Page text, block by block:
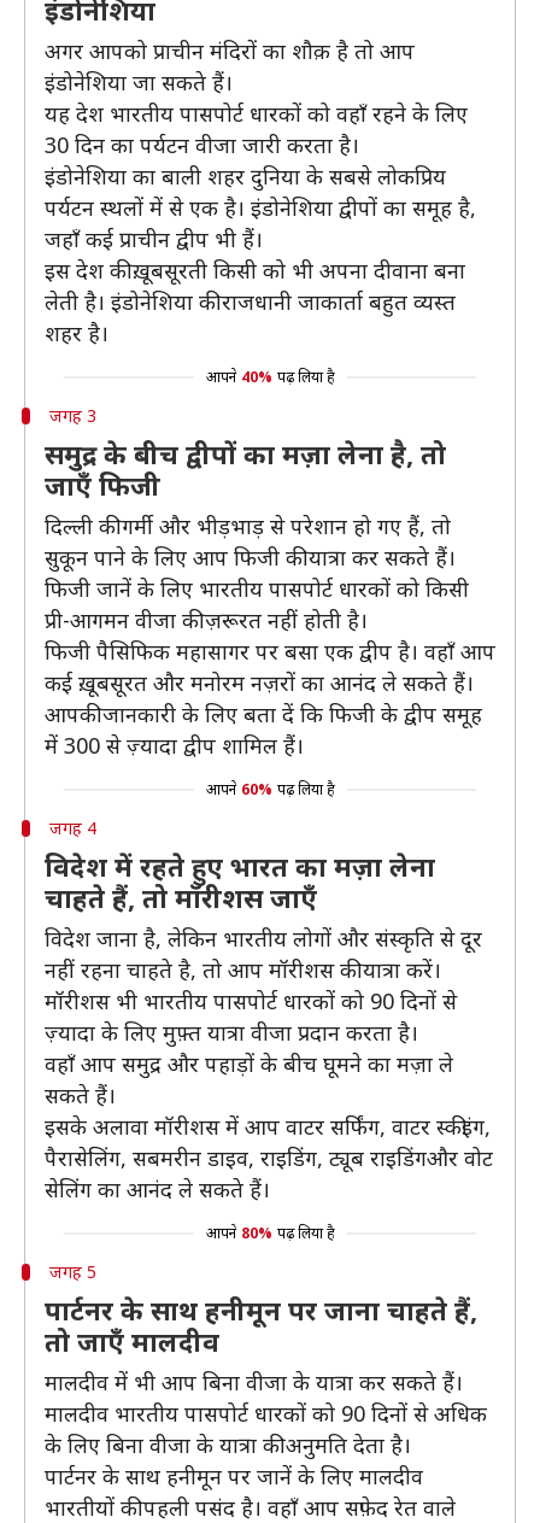
इंडोनेशिया
अगर आपको प्राचीन मंदिरों का शौक़ है तो आप
इंडोनेशिया जा सकते हैं।
यह देश भारतीय पासपोर्ट धारकों को वहाँ रहने के लिए
30 दिन का पर्यटन वीजा जारी करता है।
इंडोनेशिया का बाली शहर दुनिया के सबसे लोकप्रिय
पर्यटन स्थलों में से एक है। इंडोनेशिया द्वीपों का समूह है,
जहाँ कई प्राचीन द्वीप भी हैं।
इस देश की ख़ूबसूरती किसी को भी अपना दीवाना बना
लेती है। इंडोनेशिया की राजधानी जाकार्ता बहुत व्यस्त
शहर है।
आपने 40% पढ़ लिया है
जगह 3
समुद्र के बीच द्वीपों का मज़ा लेना है, तो
जाएँ फिजी
दिल्ली की गर्मी और भीड़भाड़ से परेशान हो गए हैं, तो
सुकून पाने के लिए आप फिजी की यात्रा कर सकते हैं।
फिजी जानें के लिए भारतीय पासपोर्ट धारकों को किसी
प्री-आगमन वीजा की ज़रूरत नहीं होती है।
फिजी पैसिफिक महासागर पर बसा एक द्वीप है। वहाँ आप
कई ख़ूबसूरत और मनोरम नज़रों का आनंद ले सकते हैं।
आपकी जानकारी के लिए बता दें कि फिजी के द्वीप समूह
में 300 से ज़्यादा द्वीप शामिल हैं।
आपने 60% पढ़ लिया है
जगह 4
विदेश में रहते हुए भारत का मज़ा लेना
चाहते हैं, तो मॉरीशस जाएँ
विदेश जाना है, लेकिन भारतीय लोगों और संस्कृति से दूर
नहीं रहना चाहते है, तो आप मॉरीशस की यात्रा करें।
मॉरीशस भी भारतीय पासपोर्ट धारकों को 90 दिनों से
ज़्यादा के लिए मुफ़्त यात्रा वीजा प्रदान करता है।
वहाँ आप समुद्र और पहाड़ों के बीच घूमने का मज़ा ले
सकते हैं।
इसके अलावा मॉरीशस में आप वाटर सर्फिंग, वाटर स्कीइंग,
पैरासेलिंग, सबमरीन डाइव, राइडिंग, ट्यूब राइडिंगऔर वोट
सेलिंग का आनंद ले सकते हैं।
आपने 80% पढ़ लिया है
जगह 5
पार्टनर के साथ हनीमून पर जाना चाहते हैं,
तो जाएँ मालदीव
मालदीव में भी आप बिना वीजा के यात्रा कर सकते हैं।
मालदीव भारतीय पासपोर्ट धारकों को 90 दिनों से अधिक
के लिए बिना वीजा के यात्रा की अनुमति देता है।
पार्टनर के साथ हनीमून पर जानें के लिए मालदीव
भारतीयों की पहली पसंद है। वहाँ आप सफ़ेद रेत वाले